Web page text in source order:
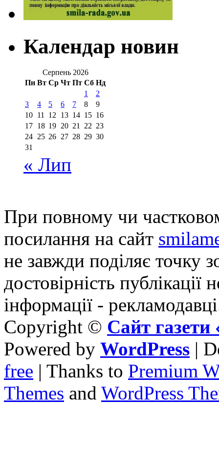
Календар новин
Серпень 2026
Пн Вт Ср Чт Пт Сб Нд
1
2
3
4 5 6 7 8
9
10 11 12 13 14 15 16
17 18 19 20 21 22 23
24 25 26 27 28 29 30
31
« Лип
При повному чи
посилання на сайт
не завжди поділяє точку
достовірність публікації
інформації -
Copyright © Сайт
Powered by WordPress |
free | Thanks to Premium
Themes and WordPress